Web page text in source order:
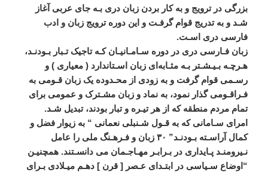
بزرگی در ترويج و به کار بردن زبان دری بـه جای عربی آغاز
شـد و به تدريج قوام گرفـت و اين دوره ترويج زبان و ادب
فارسی دری اسـت.
زبان فـارسی دری در دوره سـامـانيـان کـه تاجيک ‌تـبار بـودنـد،
هـرچـه بـيـشـتر بـه مثـابه ای زبان اسـتاندارد (معياری )و
رسـمی قوام گرفت و به زودی از محـدوده يک زبان قـومی به
فـراقـومی گذار نمود، به نماد و زبان مشـترک و عمومی برای
تمام مردم منطقه که از هر تيـره و تبار بودند، تبديل شـد.
امرای سـامانی که به قـول شـنبلی نعمانی “به زيوار فضل و
کمال آراسـته بـودنـد” ۳۰ زبان و فـرهـنگ ملی را
عامل
نـيرومنـد پـايداری در بـرابـر مهـاجـمان می ‌دانسـتند.همچنيـن
“ اوضاع سـياسی در ابتـدای عـصر [قرن ]دهـم ميـلادی بـرای